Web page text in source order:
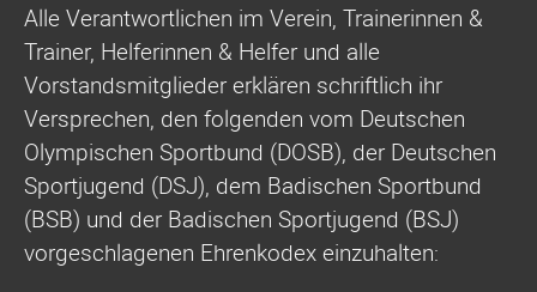
Alle Verantwortlichen im Verein, Trainerinnen &
Trainer, Helferinnen & Helfer und alle
Vorstandsmitglieder erklären schriftlich ihr
Versprechen, den folgenden vom Deutschen
Olympischen Sportbund (DOSB), der Deutschen
Sportjugend (DSJ), dem Badischen Sportbund
(BSB) und der Badischen Sportjugend (BSJ)
vorgeschlagenen Ehrenkodex einzuhalten: